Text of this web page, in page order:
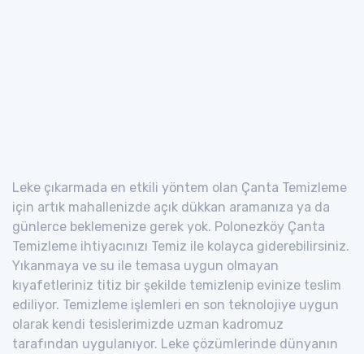
Leke çıkarmada en etkili yöntem olan Çanta Temizleme
için artık mahallenizde açık dükkan aramanıza ya da
günlerce beklemenize gerek yok. Polonezköy Çanta
Temizleme ihtiyacınızı Temiz ile kolayca giderebilirsiniz.
Yıkanmaya ve su ile temasa uygun olmayan
kıyafetleriniz titiz bir şekilde temizlenip evinize teslim
ediliyor. Temizleme işlemleri en son teknolojiye uygun
olarak kendi tesislerimizde uzman kadromuz
tarafından uygulanıyor. Leke çözümlerinde dünyanın